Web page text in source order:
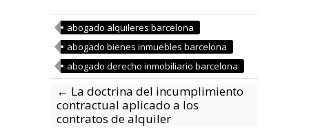
abogado alquileres barcelona
abogado bienes inmuebles barcelona
abogado derecho inmobiliario barcelona
← La doctrina del incumplimiento
contractual aplicado a los
contratos de alquiler